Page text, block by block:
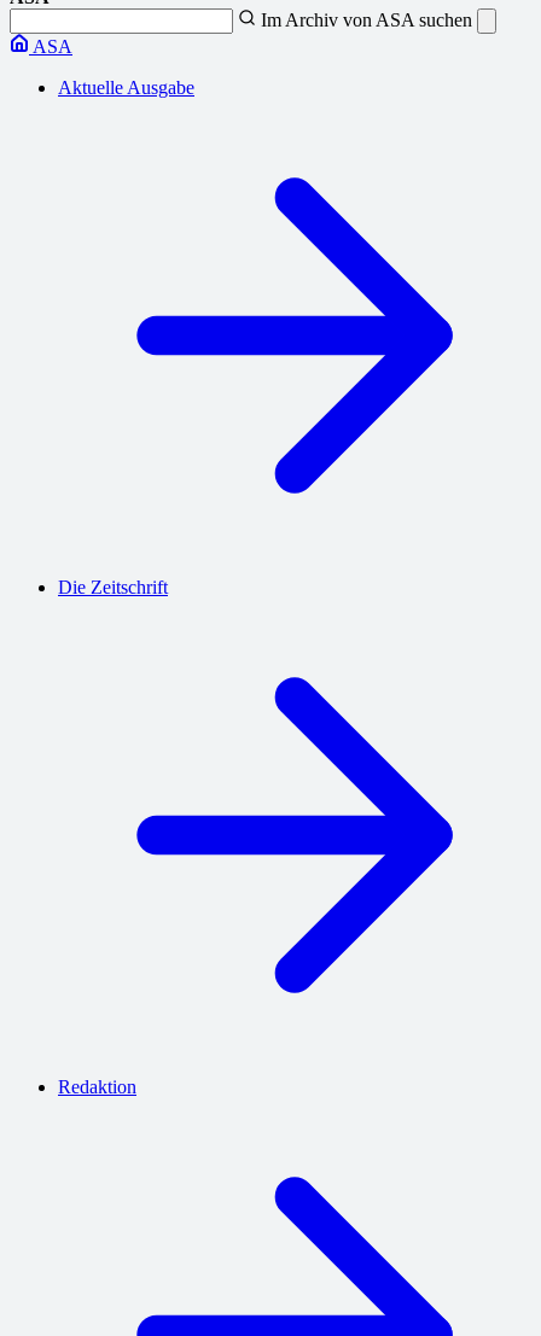
Im Archiv von ASA suchen
ASA
Aktuelle Ausgabe
Die Zeitschrift
Redaktion